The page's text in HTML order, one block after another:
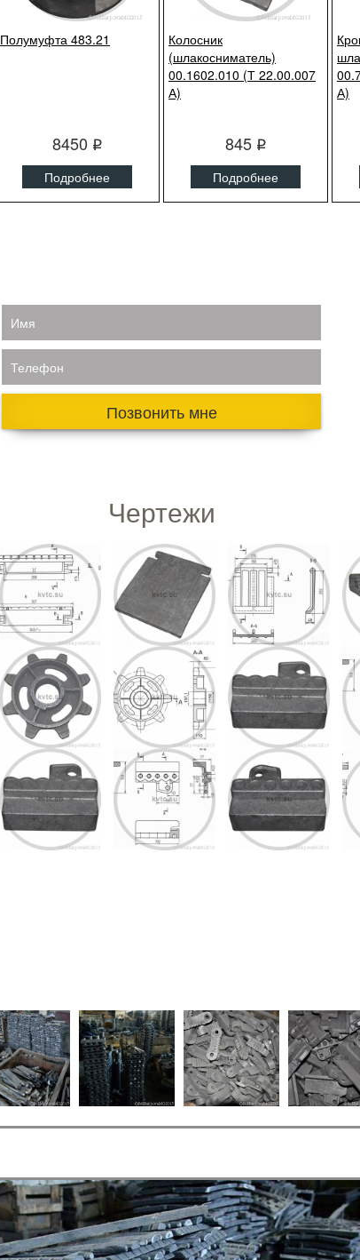
Полумуфта 483.21
8450 q
Подробнее
Колосник
(шлакосниматель)
00.1602.010 (Т 22.00.007
А)
845 q
Подробнее
А)
Имя
Телефон
Позвонить мне
Чертежи